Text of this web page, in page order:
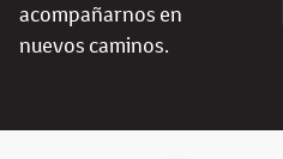
acompañarnos en
nuevos caminos.